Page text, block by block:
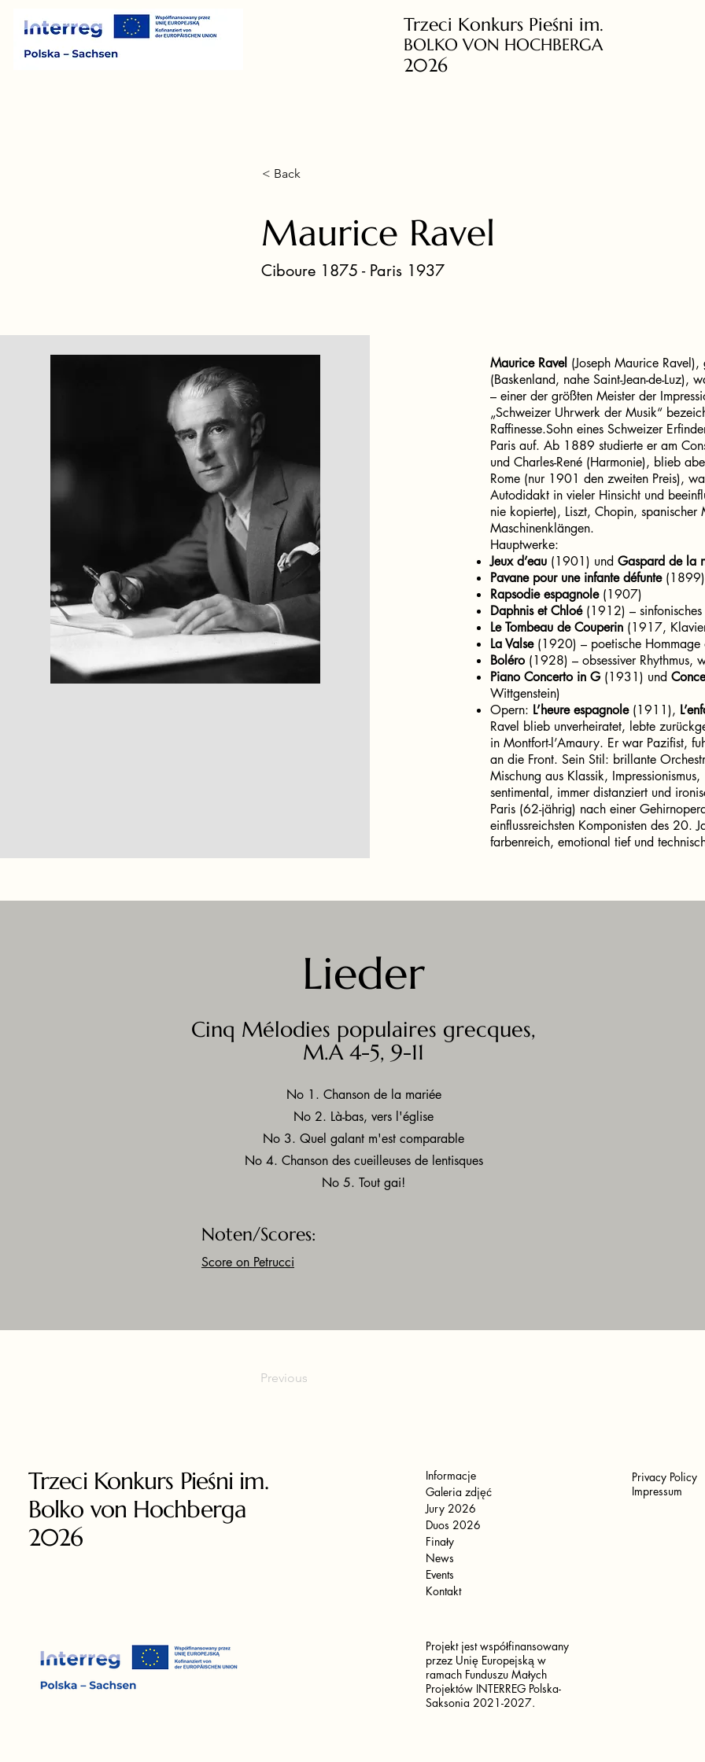
Trzeci Konkurs Pieśni im.
BOLKO VON HOCHBERGA
2026
< Back
Maurice Ravel
Ciboure 1875 - Paris 1937
Maurice Ravel (Joseph Maurice
(Baskenland, nahe Saint-Jean-de-Luz),
– einer der größten Meister der
„Schweizer Uhrwerk der Musik“
Raffinesse.Sohn eines Schweizer
Paris auf. Ab 1889 studierte er am
und Charles-René (Harmonie), blieb
Rome (nur 1901 den zweiten Preis),
Autodidakt in vieler Hinsicht und
nie kopierte), Liszt, Chopin,
Maschinenklängen.
Hauptwerke:
Jeux d’eau(1901) und Gaspard de la
Pavane pour une infante défunte(1899)
Rapsodie espagnole(1907)
Daphnis et Chloé(1912) – sinfonisches
Le Tombeau de Couperin(1917,
La Valse(1920) – poetische Hommage
Boléro(1928) – obsessiver Rhythmus,
Piano Concerto in G(1931) und
Wittgenstein)
Opern: L’heure espagnole(1911),
Ravel blieb unverheiratet, lebte
in Montfort-l’Amaury. Er war Pazifist,
an die Front. Sein Stil: brillante
Mischung aus Klassik,
sentimental, immer distanziert und
Paris (62-jährig) nach einer
einflussreichsten Komponisten des 20.
farbenreich, emotional tief und
Lieder
Cinq Mélodies populaires grecques,
M.A 4-5, 9-11
No 1. Chanson de la mariée
No 2. Là-bas, vers l'église
No 3. Quel galant m'est comparable
No 4. Chanson des cueilleuses de lentisques
No 5. Tout gai!
Noten/Scores:
Score on Petrucci
Previous
Trzeci Konkurs Pieśni im.
Bolko von Hochberga
2026
Informacje
Galeria zdjęć
Jury 2026
Duos 2026
Finały
News
Events
Kontakt
Projekt jest współfinansowany
przez Unię Europejską w
ramach Funduszu Małych
Projektów INTERREG Polska-
Saksonia 2021-2027.
Privacy Policy
Impressum